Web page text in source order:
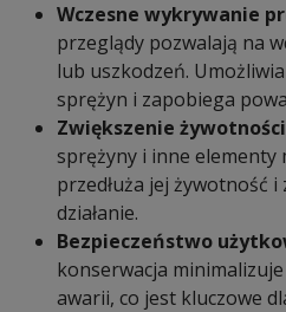
Wczesne wykrywanie
przeglądy pozwalają na
lub uszkodzeń.
sprężyn i zapobiega
Zwiększenie
sprężyny i inne elementy
przedłuża jej żywotność i
działanie.
Bezpieczeństwo
konserwacja
awarii, co jest kluczowe